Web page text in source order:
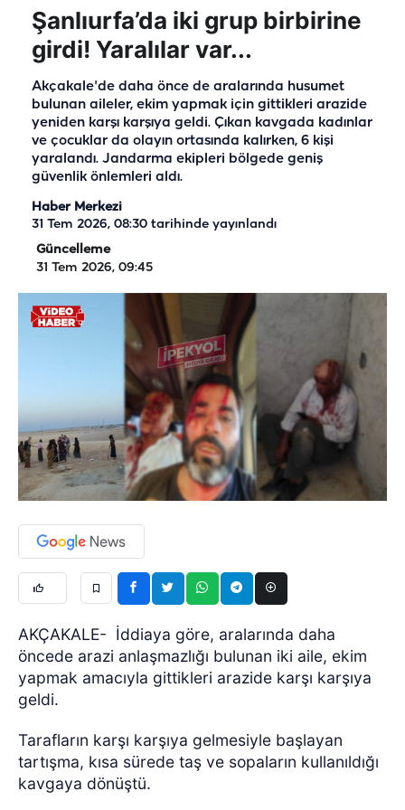
Şanlıurfa’da iki grup birbirine
girdi! Yaralılar var...
Akçakale'de daha önce de aralarında husumet
bulunan aileler, ekim yapmak için gittikleri arazide
yeniden karşı karşıya geldi. Çıkan kavgada kadınlar
ve çocuklar da olayın ortasında kalırken, 6 kişi
yaralandı. Jandarma ekipleri bölgede geniş
güvenlik önlemleri aldı.
Haber Merkezi
31 Tem 2026, 08:30 tarihinde yayınlandı
Güncelleme
31 Tem 2026, 09:45
AKÇAKALE- İddiaya göre, aralarında daha
öncede arazi anlaşmazlığı bulunan iki aile, ekim
yapmak amacıyla gittikleri arazide karşı karşıya
geldi.
Tarafların karşı karşıya gelmesiyle başlayan
tartışma, kısa sürede taş ve sopaların kullanıldığı
kavgaya dönüştü.